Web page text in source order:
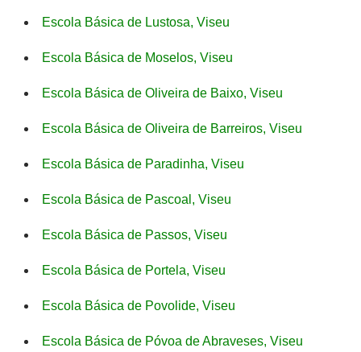
Escola Básica de Lustosa, Viseu
Escola Básica de Moselos, Viseu
Escola Básica de Oliveira de Baixo, Viseu
Escola Básica de Oliveira de Barreiros, Viseu
Escola Básica de Paradinha, Viseu
Escola Básica de Pascoal, Viseu
Escola Básica de Passos, Viseu
Escola Básica de Portela, Viseu
Escola Básica de Povolide, Viseu
Escola Básica de Póvoa de Abraveses, Viseu